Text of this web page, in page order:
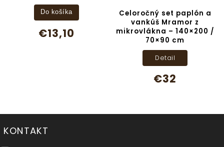
€13,10
Do košíka
Celoročný set paplón a
vankúš Mramor z
mikrovlákna – 140×200 /
70×90 cm
€32
Detail
KONTAKT